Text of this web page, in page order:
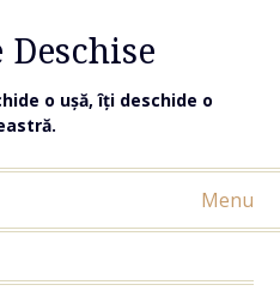
o ușă, îți deschide o
Menu